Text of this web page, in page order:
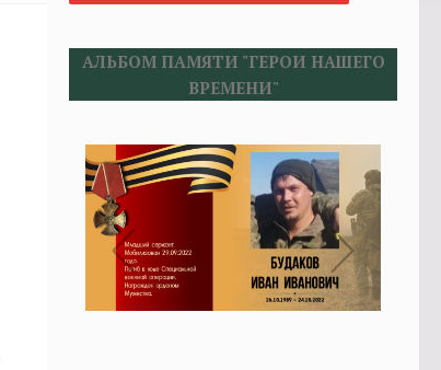
АЛЬБОМ ПАМЯТИ "ГЕРОИ НАШЕГО
ВРЕМЕНИ"